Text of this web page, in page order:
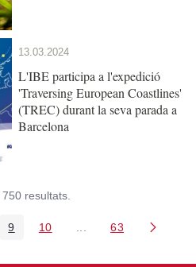
13.03.2024
L'IBE participa a l'expedició
'Traversing European Coastlines'
(TREC) durant la seva parada a
Barcelona
resultats.
Utilitzeu TAB per
Pàgina
9 Pàgina
10 Pàgines intermèdies
Pàgina
63